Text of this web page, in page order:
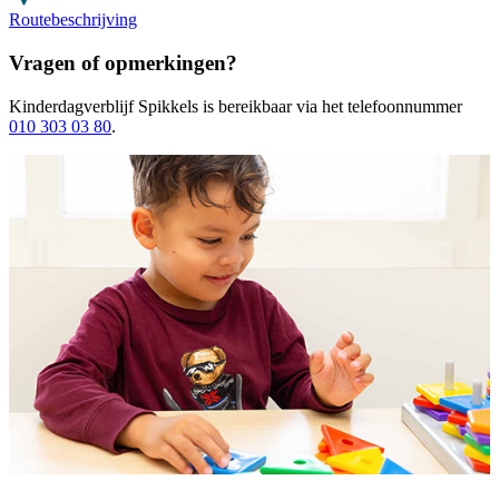
Routebeschrijving
Vragen of opmerkingen?
Kinderdagverblijf Spikkels is bereikbaar via het telefoonnummer
010 303 03 80.